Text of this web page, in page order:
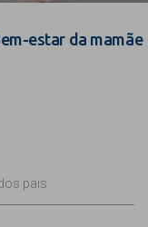
estar da mamãe
pais